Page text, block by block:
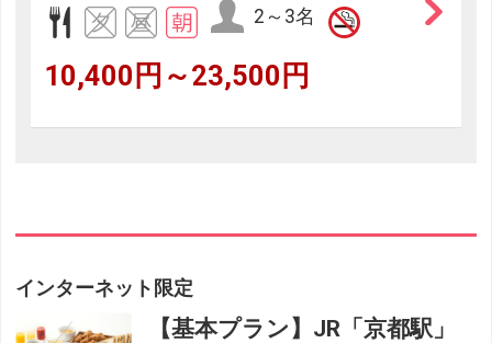
2～3名
10,400円～23,500円
インターネット限定
【基本プラン】JR「京都駅」